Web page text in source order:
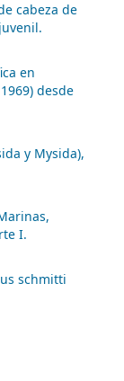
cabeza de
en
desde
y Mysida),
I.
schmitti